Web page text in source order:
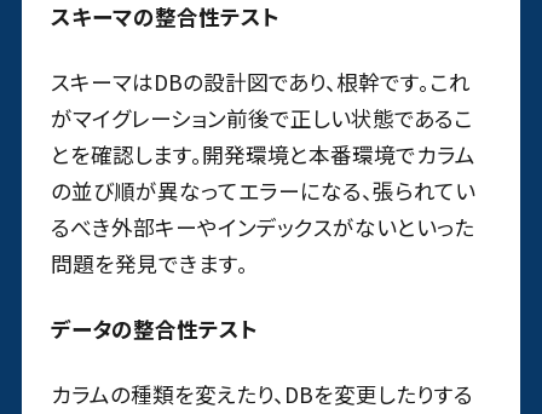
スキーマの整合性テスト
スキーマはDBの設計図であり、根幹です。これ
がマイグレーション前後で正しい状態であるこ
とを確認します。開発環境と本番環境でカラム
の並び順が異なってエラーになる、張られてい
るべき外部キーやインデックスがないといった
問題を発見できます。
データの整合性テスト
カラムの種類を変えたり、DBを変更したりする